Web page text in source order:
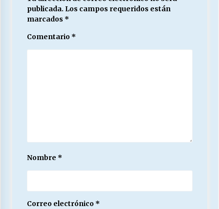
publicada. Los campos requeridos están
marcados *
Comentario *
Nombre *
Correo electrónico *